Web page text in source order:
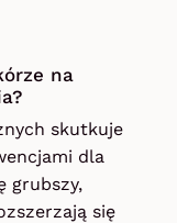
na
skutkuje
dla
grubszy,
się